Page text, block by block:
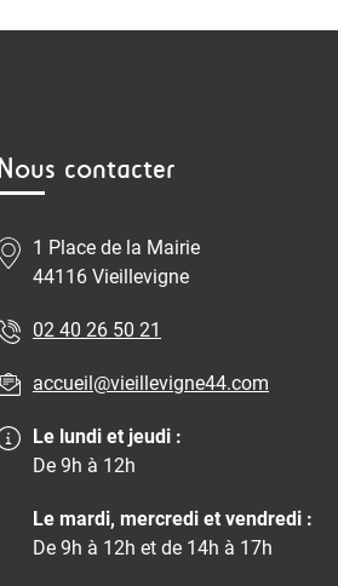
contacter
1 Place de la Mairie
44116 Vieillevigne
02 40 26 50 21
accueil@vieillevigne44.com
Le lundi et jeudi :
De 9h à 12h
Le mardi, mercredi et vendredi :
De 9h à 12h et de 14h à 17h